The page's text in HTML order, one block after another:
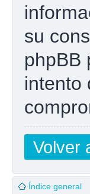
su
phpBB
intento
Volver
Índice general